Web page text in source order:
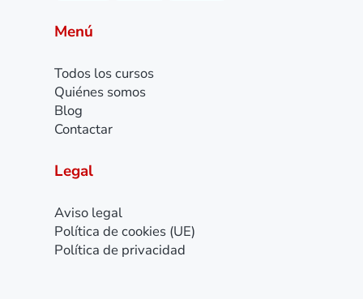
Menú
Todos los cursos
Quiénes somos
Blog
Contactar
Legal
Aviso legal
Política de cookies (UE)
Política de privacidad